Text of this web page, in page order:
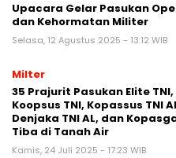
Upacara Gelar Pasukan
dan Kehormatan Militer
Selasa, 12 Agustus 2025 - 13:12 WIB
Milter
35 Prajurit Pasukan Elite TNI,
Koopsus TNI, Kopassus TNI
Denjaka TNI AL, dan
Tiba di Tanah Air
Kamis, 24 Juli 2025 - 17:23 WIB